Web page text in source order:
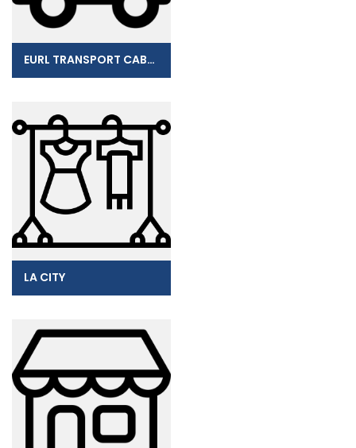
EURL TRANSPORT CABRE
LA CITY